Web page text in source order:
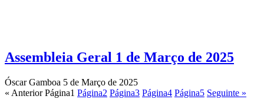
Assembleia Geral 1 de Março de 2025
Óscar Gamboa 5 de Março de 2025
« Anterior Página1 Página2 Página3 Página4 Página5 Seguinte »